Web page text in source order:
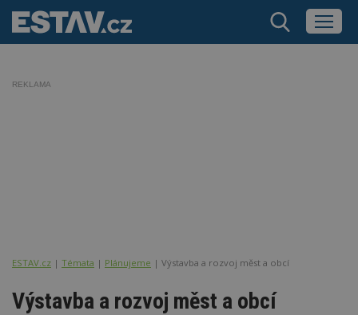
REKLAMA
ESTAV.cz Témata Plánujeme Výstavba a rozvoj měst a obcí
Výstavba a rozvoj měst a obcí